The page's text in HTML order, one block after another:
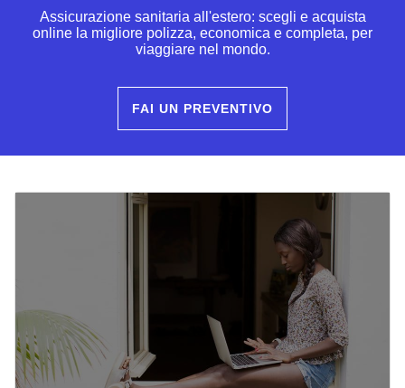
Assicurazione sanitaria all'estero: scegli e acquista
online la migliore polizza, economica e completa, per
viaggiare nel mondo.
FAI UN PREVENTIVO